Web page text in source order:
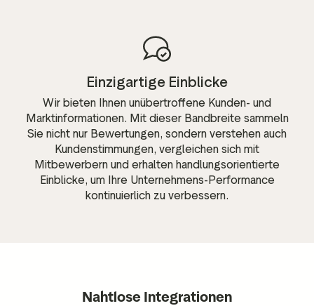
Einzigartige Einblicke
Wir bieten Ihnen unübertroffene Kunden- und
Marktinformationen. Mit dieser Bandbreite sammeln
Sie nicht nur Bewertungen, sondern verstehen auch
Kundenstimmungen, vergleichen sich mit
Mitbewerbern und erhalten handlungsorientierte
Einblicke, um Ihre Unternehmens-Performance
kontinuierlich zu verbessern.
Nahtlose Integrationen